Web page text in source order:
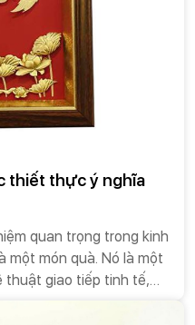
thiết thực ý nghĩa
quan trọng trong kinh
một món quà. Nó là một
thuật giao tiếp tinh tế,